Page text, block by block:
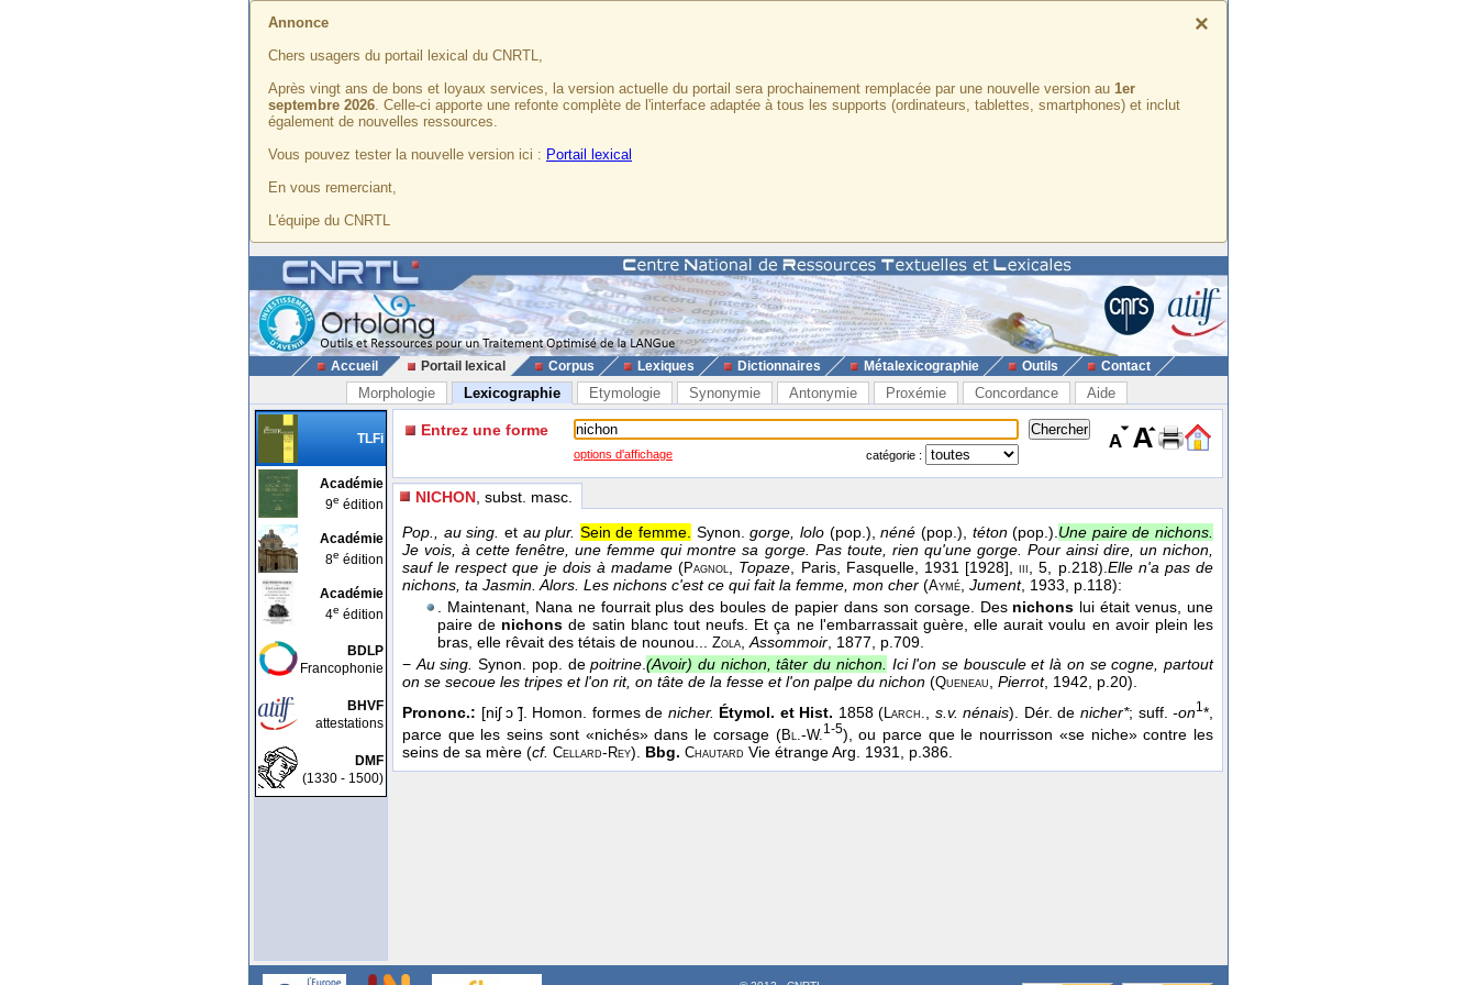
×
Annonce
Chers usagers du portail lexical du CNRTL,
Après vingt ans de bons et loyaux services, la version actuelle du portail sera prochainement remplacée par une nouvelle version au 1er
septembre 2026. Celle-ci apporte une refonte complète de l'interface adaptée à tous les supports (ordinateurs, tablettes, smartphones) et inclut
également de nouvelles ressources.
Vous pouvez tester la nouvelle version ici : Portail lexical
En vous remerciant,
L'équipe du CNRTL
Accueil Portail lexical Corpus Lexiques Dictionnaires Métalexicographie Outils Contact
Morphologie Lexicographie Etymologie Synonymie Antonymie Proxémie Concordance Aide
TLFi
Académie
9e édition
Académie
8e édition
Académie
4e édition
BDLP
Francophonie
BHVF
attestations
DMF
(1330 - 1500)
Entrez une forme
options d'affichage catégorie :
NICHON , subst. masc.
Pop., au sing. et au plur. Sein de femme. Synon.gorge, lolo (pop.),néné (pop.), téton(pop.).Une paire de nichons.
Je vois, à cette fenêtre, une femme qui montre sa gorge. Pas toute, rien qu'une gorge. Pour ainsi dire, un nichon,
sauf le respect que je dois à madame (Pagnol, Topaze, Paris, Fasquelle, 1931 [1928],iii, 5, p.218).Elle n'a pas de
nichons, ta Jasmin. Alors. Les nichons c'est ce qui fait la femme, mon cher (Aymé, Jument, 1933, p.118):
. Maintenant, Nana ne fourrait plus des boules de papier dans son corsage. Des nichons lui était venus, une
paire de nichons de satin blanc tout neufs. Et ça ne l'embarrassait guère, elle aurait voulu en avoir plein les
bras, elle rêvait des tétais de nounou... Zola,Assommoir, 1877, p.709.
−Au sing. Synon. pop. depoitrine.(Avoir) du nichon, tâter du nichon. Ici l'on se bouscule et là on se cogne, partout
on se secoue les tripes et l'on rit, on tâte de la fesse et l'on palpe du nichon (Queneau, Pierrot, 1942, p.20).
Prononc.: [niʃ ɔ ̃]. Homon. formes de nicher. Étymol. et Hist. 1858 (Larch. s.v. nénais). Dér. de nicher*; suff.-on1*,
parce que les seins sont «nichés» dans le corsage (Bl. -W. 1-5), ou parce que le nourrisson «se niche» contre les
seins de sa mère (cf. Cellard- Rey). Bbg. Chautard Vie étrange Arg. 1931, p.386.